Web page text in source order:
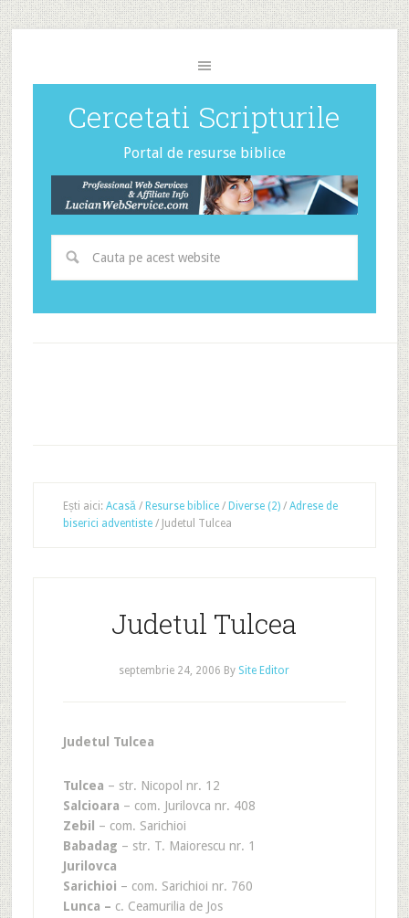
Cercetati Scripturile
Portal de resurse biblice
Ești aici: Acasă / Resurse biblice / Diverse (2) / Adrese de
biserici adventiste /Judetul Tulcea
Judetul Tulcea
septembrie 24, 2006 By Site Editor
Judetul Tulcea
Tulcea – str. Nicopol nr. 12
Salcioara – com. Jurilovca nr. 408
Zebil
– com. Sarichioi
Babadag – str. T. Maiorescu nr. 1
Jurilovca
Sarichioi – com. Sarichioi nr. 760
Lunca – c. Ceamurilia de Jos